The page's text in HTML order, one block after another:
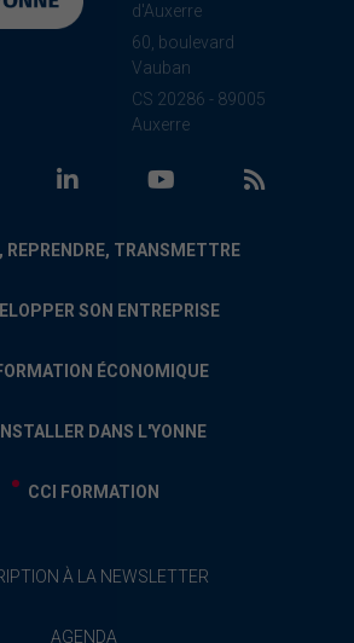
d'Auxerre
60, boulevard
Vauban
CS 20286 - 89005
Auxerre
REPRENDRE, TRANSMETTRE
SON ENTREPRISE
ÉCONOMIQUE
DANS L'YONNE
CCI FORMATION
À LA NEWSLETTER
AGENDA